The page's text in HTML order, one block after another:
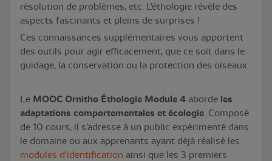
résolution de problèmes, etc. L'éthologie révèle des
aspects fascinants et pleins de surprises !
Ces connaissances supplémentaires vous apportent
des outils pour agir efficacement, que ce soit dans le
guidage, la conservation ou la protection des oiseaux.
Le MOOC Ornitho Éthologie Module 4 aborde les
adaptations comportementales et écologie. Composé
de 10 cours, il s’adresse à un public expérimenté dans
le domaine ou aux apprenants ayant déjà réalisé les
modules d'identification ainsi que les 3 premiers